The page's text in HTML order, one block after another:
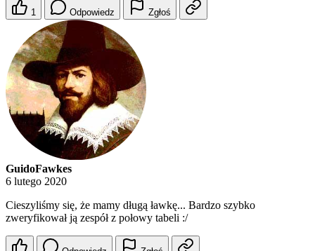
1 Odpowiedz Zgłoś
GuidoFawkes
6 lutego 2020
Cieszyliśmy się, że mamy długą ławkę... Bardzo szybko
zweryfikował ją zespół z połowy tabeli :/